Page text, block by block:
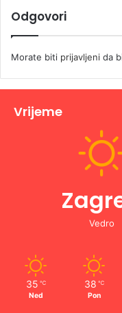
Odgovori
Morate biti prijavljeni da
Vrijeme
Vedro
35 ℃
Ned
38 ℃
Pon